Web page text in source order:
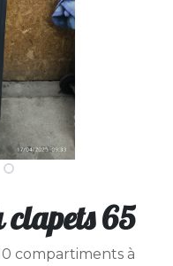
clapets 65
compartiments à